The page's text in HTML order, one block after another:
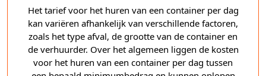
Het tarief voor het huren van een container per dag
kan variëren afhankelijk van verschillende factoren,
zoals het type afval, de grootte van de container en
de verhuurder. Over het algemeen liggen de kosten
voor het huren van een container per dag tussen